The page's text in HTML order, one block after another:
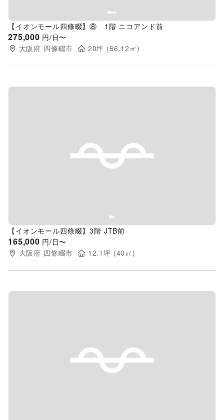
【イオンモール四條畷】⑧ 1階 ニコアンド前
275,000 円/日〜
大阪府 四條畷市 20坪 (66.12 ㎡)
Previous slide
【イオンモール四條畷】3階 JTB前
165,000 円/日〜
大阪府 四條畷市 12.1坪 (40 ㎡)
Previous slide